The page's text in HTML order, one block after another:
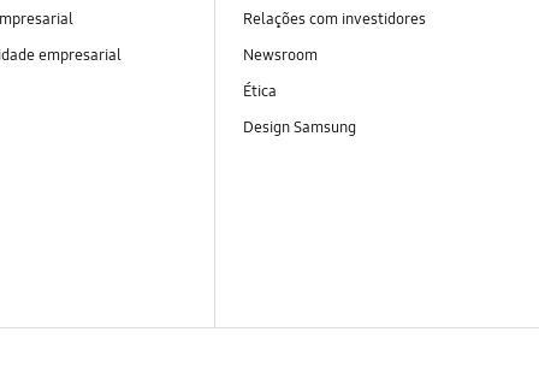
empresarial
Relações com investidores
Newsroom
Ética
Design Samsung